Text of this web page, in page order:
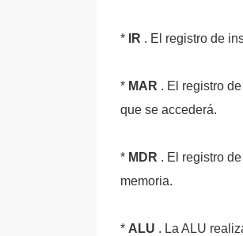
* IR . El registro de
* MAR . El registro
que se accederá.
* MDR . El registro
memoria.
* ALU . La ALU